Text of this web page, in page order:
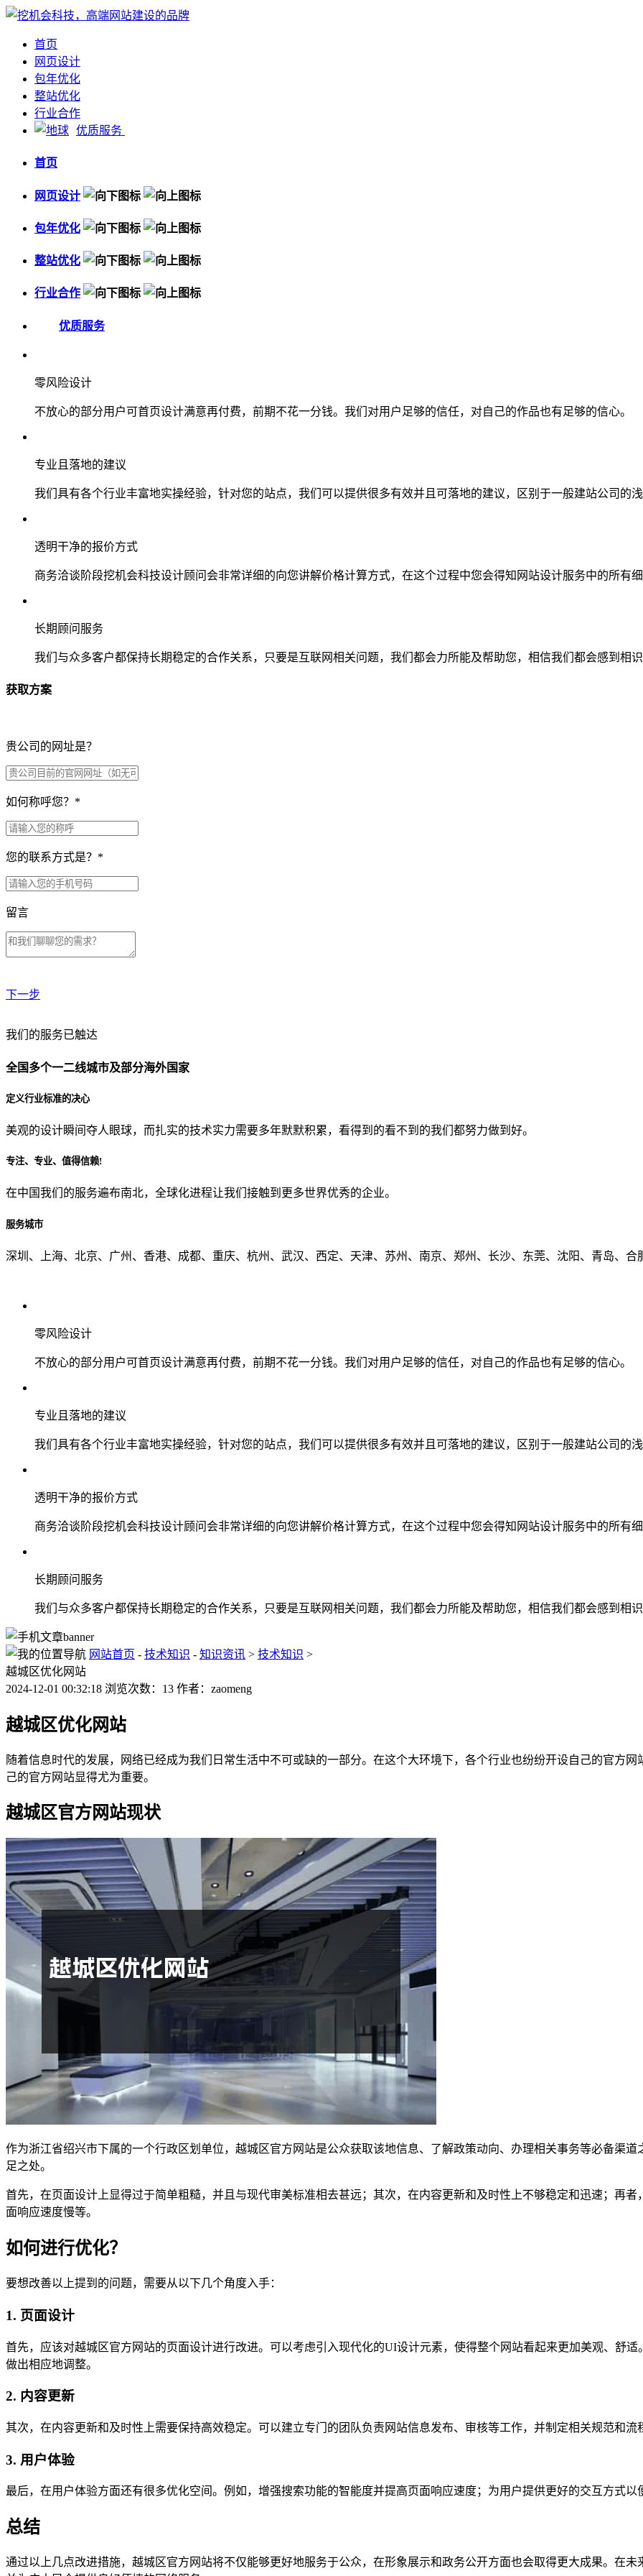
首页
网页设计
包年优化
整站优化
行业合作
优质服务
首页
网页设计
包年优化
整站优化
行业合作
优质服务
零风险设计
不放心的部分用户可首页设计满意再付费，前期不花一分钱。我们对用户足够的信任，对自己的作品也有足够的信心。
专业且落地的建议
我们具有各个行业丰富地实操经验，针对您的站点，我们可以提供很多有效并且可落地的建议，区别于一般建站公司的
透明干净的报价方式
商务洽谈阶段挖机会科技设计顾问会非常详细的向您讲解价格计算方式，在这个过程中您会得知网站设计服务中的所有
长期顾问服务
我们与众多客户都保持长期稳定的合作关系，只要是互联网相关问题，我们都会力所能及帮助您，相信我们都会感到相
获取方案
贵公司的网址是？
如何称呼您？ *
您的联系方式是？ *
留言
下一步
贵公司预算范围是？
贵公司的团队规模是？
从哪里了解到我们？
我们的服务已触达
全国多个一二线城市及部分海外国家
定义行业标准的决心
美观的设计瞬间夺人眼球，而扎实的技术实力需要多年默默积累，看得到的看不到的我们都努力做到好。
专注、专业、值得信赖!
在中国我们的服务遍布南北，全球化进程让我们接触到更多世界优秀的企业。
服务城市
深圳、上海、北京、广州、香港、成都、重庆、杭州、武汉、西定、天津、苏州、南京、郑州、长沙、东莞、沈阳、青岛、合
零风险设计
不放心的部分用户可首页设计满意再付费，前期不花一分钱。我们对用户足够的信任，对自己的作品也有足够的信心。
专业且落地的建议
我们具有各个行业丰富地实操经验，针对您的站点，我们可以提供很多有效并且可落地的建议，区别于一般建站公司的
透明干净的报价方式
商务洽谈阶段挖机会科技设计顾问会非常详细的向您讲解价格计算方式，在这个过程中您会得知网站设计服务中的所有
长期顾问服务
我们与众多客户都保持长期稳定的合作关系，只要是互联网相关问题，我们都会力所能及帮助您，相信我们都会感到相
网站首页 - 技术知识 - 知识资讯 > 技术知识 >
越城区优化网站
2024-12-01 00:32:18 浏览次数：13 作者：zaomeng
越城区优化网站
随着信息时代的发展，网络已经成为我们日常生活中不可或缺的一部分。在这个大环境下，各个行业也纷纷开设自己的官方
己的官方网站显得尤为重要。
越城区官方网站现状
作为浙江省绍兴市下属的一个行政区划单位，越城区官方网站是公众获取该地信息、了解政策动向、办理相关事务等必备渠
足之处。
首先，在页面设计上显得过于简单粗糙，并且与现代审美标准相去甚远；其次，在内容更新和及时性上不够稳定和迅速；再
面响应速度慢等。
如何进行优化？
要想改善以上提到的问题，需要从以下几个角度入手：
1. 页面设计
首先，应该对越城区官方网站的页面设计进行改进。可以考虑引入现代化的UI设计元素，使得整个网站看起来更加美观、舒
做出相应地调整。
2. 内容更新
其次，在内容更新和及时性上需要保持高效稳定。可以建立专门的团队负责网站信息发布、审核等工作，并制定相关规范和流
3. 用户体验
最后，在用户体验方面还有很多优化空间。例如，增强搜索功能的智能度并提高页面响应速度；为用户提供更好的交互方式以
总结
通过以上几点改进措施，越城区官方网站将不仅能够更好地服务于公众，在形象展示和政务公开方面也会取得更大成果。在